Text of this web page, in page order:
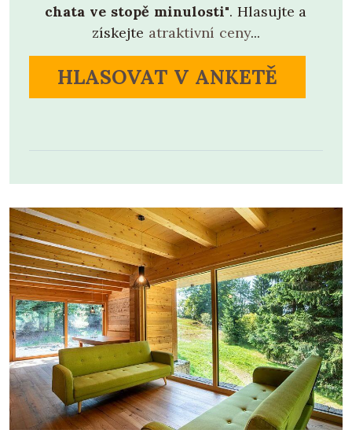
chata ve stopě minulosti". Hlasujte a
získejte atraktivní ceny...
HLASOVAT V ANKETĚ